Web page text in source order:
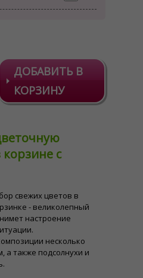
ДОБАВИТЬ В
КОРЗИНУ
с
свежих цветов в
- великолепный
настроение
несколько
а также подсолнухи и